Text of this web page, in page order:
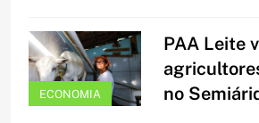
ECONOMIA
PAA Leite
no